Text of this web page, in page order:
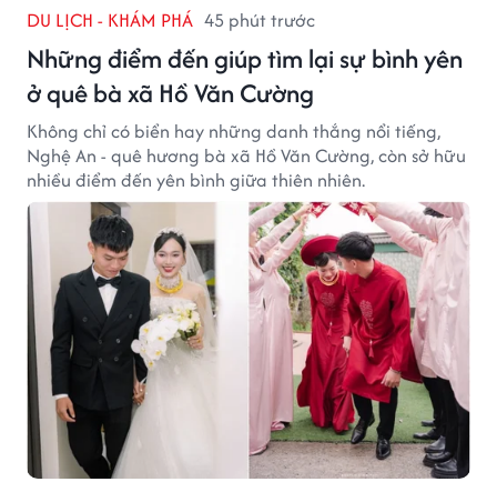
DU LỊCH - KHÁM PHÁ 45 phút trước
Những điểm đến giúp tìm lại sự bình yên
ở quê bà xã Hồ Văn Cường
Không chỉ có biển hay những danh thắng nổi tiếng,
Nghệ An - quê hương bà xã Hồ Văn Cường, còn sở hữu
nhiều điểm đến yên bình giữa thiên nhiên.